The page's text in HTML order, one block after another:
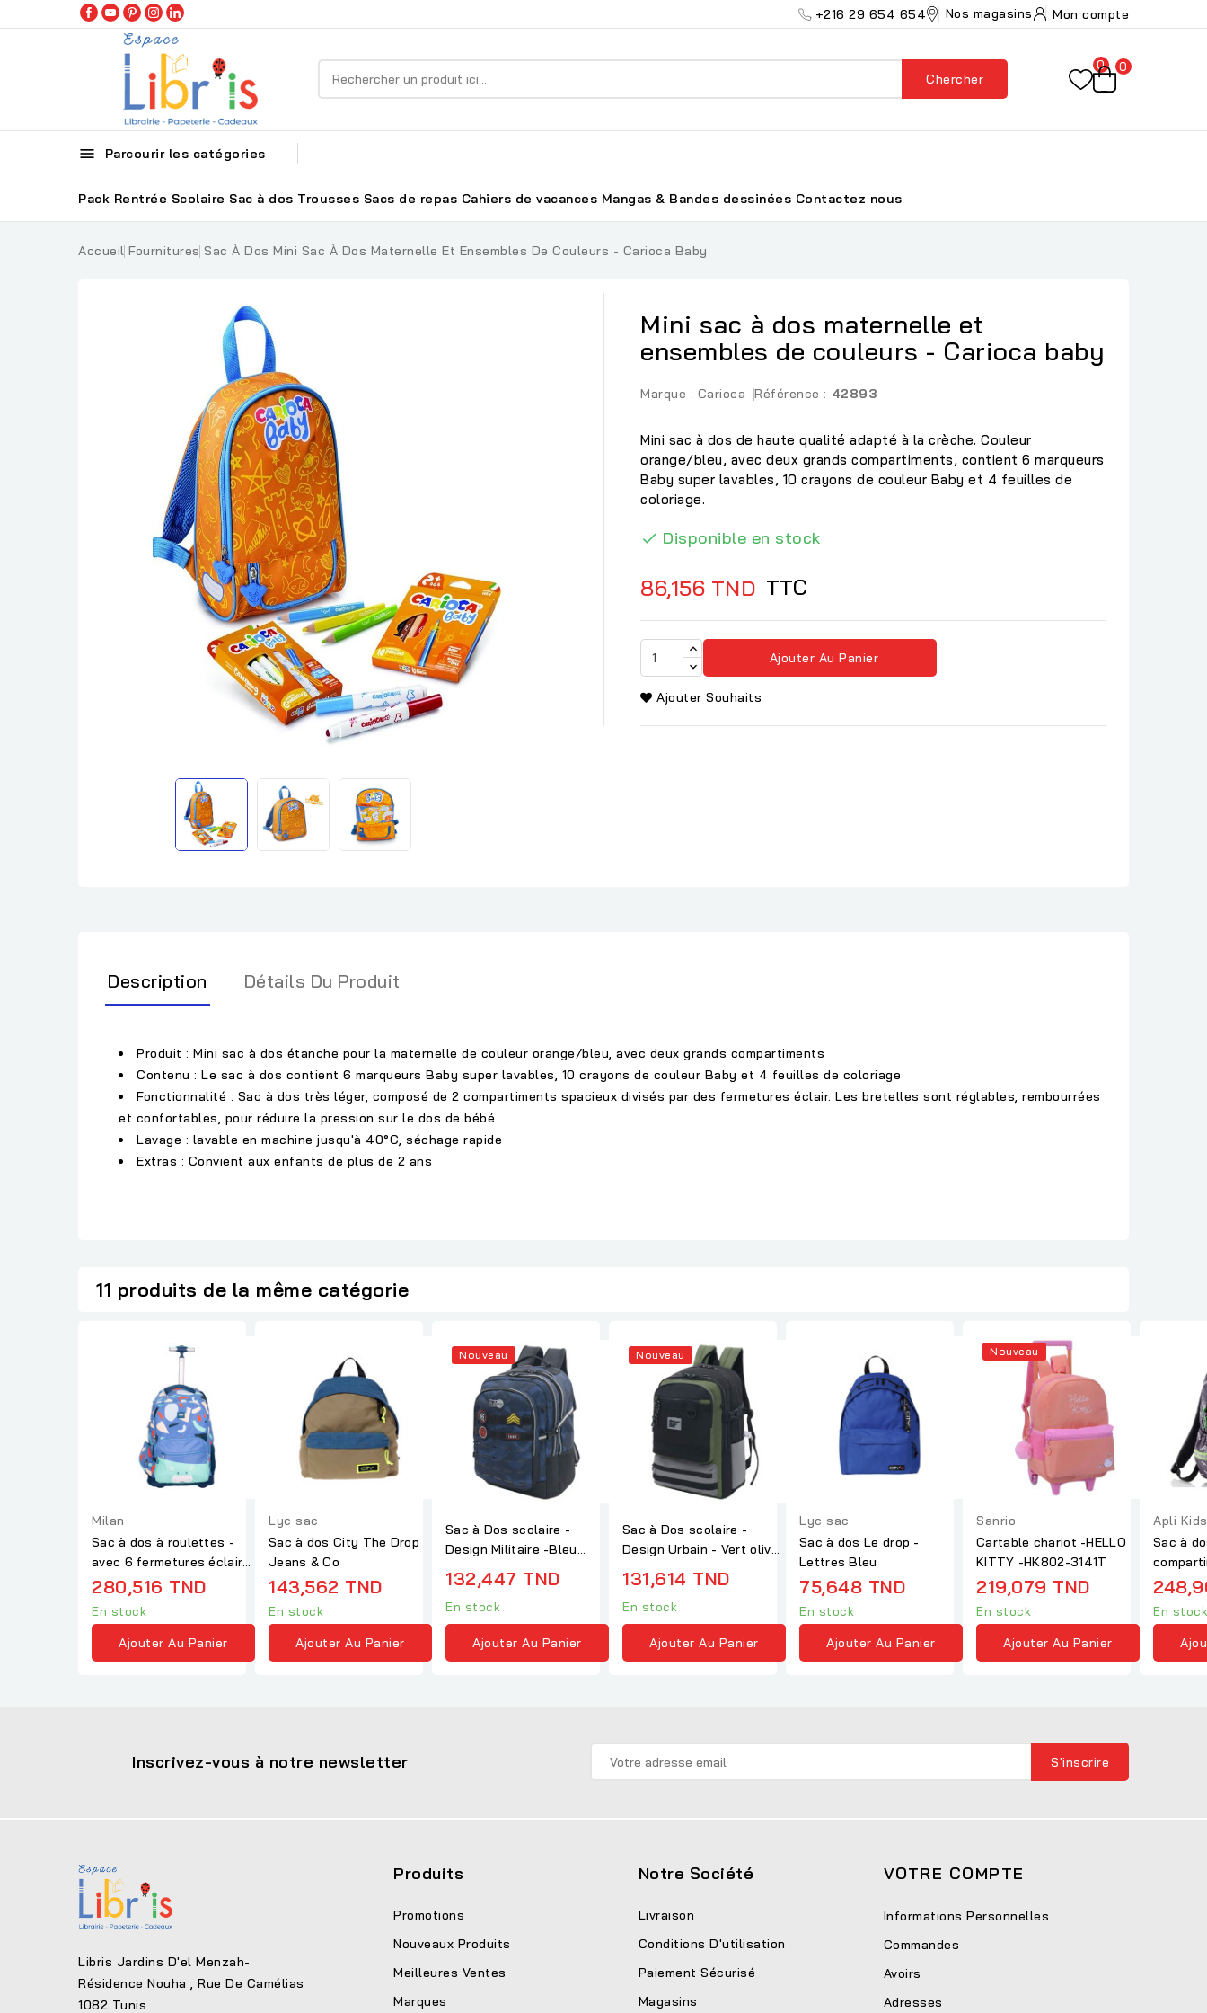
+216 29 654 654 Nos magasins Mon compte
Chercher
0 0
 Parcourir les catégories
Pack Rentrée Scolaire Sac à dos Trousses Sacs de repas Cahiers de vacances Mangas & Bandes dessinées Contactez nous
Accueil Fournitures Sac À Dos Mini Sac À Dos Maternelle Et Ensembles De Couleurs - Carioca Baby
Mini sac à dos maternelle et
ensembles de couleurs - Carioca baby
Marque : Carioca Référence : 42893
Mini sac à dos de haute qualité adapté à la crèche. Couleur
orange/bleu, avec deux grands compartiments, contient 6 marqueurs
Baby super lavables, 10 crayons de couleur Baby et 4 feuilles de
coloriage.
 Disponible en stock
86,156 TND TTC
Ajouter Au Panier
Ajouter Souhaits
Description Détails Du Produit
Produit : Mini sac à dos étanche pour la maternelle de couleur orange/bleu, avec deux grands compartiments
Contenu : Le sac à dos contient 6 marqueurs Baby super lavables, 10 crayons de couleur Baby et 4 feuilles de coloriage
Fonctionnalité : Sac à dos très léger, composé de 2 compartiments spacieux divisés par des fermetures éclair. Les bretelles sont réglables, rembourrées
et confortables, pour réduire la pression sur le dos de bébé
Lavage : lavable en machine jusqu'à 40°C, séchage rapide
Extras : Convient aux enfants de plus de 2 ans
11 produits de la même catégorie
Milan
Sac à dos à roulettes -
avec 6 fermetures éclair
(25 L) - Fun...
280,516 TND
En stock
Ajouter Au Panier
Lyc sac
Sac à dos City The Drop
Jeans & Co
143,562 TND
En stock
Ajouter Au Panier
Nouveau
Sac à Dos scolaire -
Design Militaire -Bleu
foncé- F25B6-1015
132,447 TND
En stock
Ajouter Au Panier
Nouveau
Sac à Dos scolaire -
Design Urbain - Vert olive
- P25B1-3145
131,614 TND
En stock
Ajouter Au Panier
Lyc sac
Sac à dos Le drop -
Lettres Bleu
75,648 TND
En stock
Ajouter Au Panier
Nouveau
Sanrio
Cartable chariot -HELLO
KITTY -HK802-3141T
219,079 TND
En stock
Ajouter Au Panier
Apli Kids
Sac à
En stock
Inscrivez-vous à notre newsletter
Libris Jardins D'el Menzah-
Résidence Nouha , Rue De Camélias
1082 Tunis
Produits
Promotions
Nouveaux Produits
Meilleures Ventes
Marques
Notre Société
Livraison
Conditions D'utilisation
Paiement Sécurisé
Magasins
VOTRE COMPTE
Informations Personnelles
Commandes
Avoirs
Adresses